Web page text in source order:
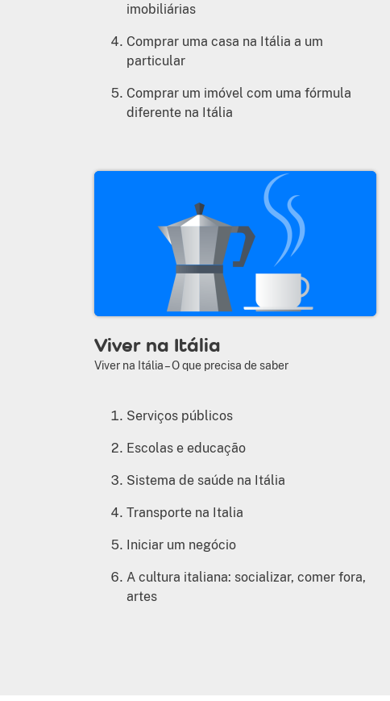
imobiliárias
Comprar uma casa na Itália a um
particular
Comprar um imóvel com uma fórmula
diferente na Itália
Viver na Itália
Viver na Itália – O que precisa de saber
Serviços públicos
Escolas e educação
Sistema de saúde na Itália
Transporte na Italia
Iniciar um negócio
A cultura italiana: socializar, comer fora,
artes